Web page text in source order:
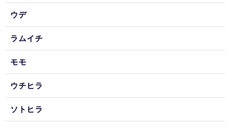
ウデ
ラムイチ
モモ
ウチヒラ
ソトヒラ